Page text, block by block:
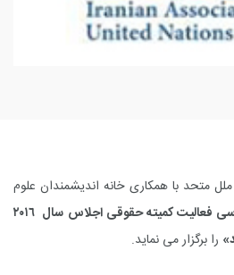
متحد با همکاری خانه اندیشمندان علوم
نشست تخصصی «بررسی فعالیت کمیته حقوقی اجلاس سال ٢٠١٦
را برگزار می نماید.